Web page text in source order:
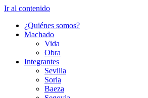
Ir al contenido
¿Quiénes somos?
Machado
Vida
Obra
Integrantes
Sevilla
Soria
Baeza